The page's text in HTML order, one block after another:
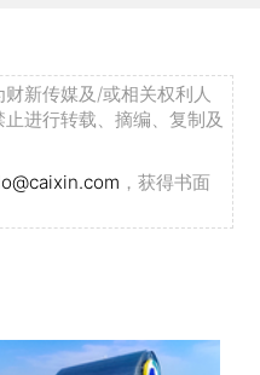
新传媒及/或相关权利人
进行转载、摘编、复制及
，获得书面